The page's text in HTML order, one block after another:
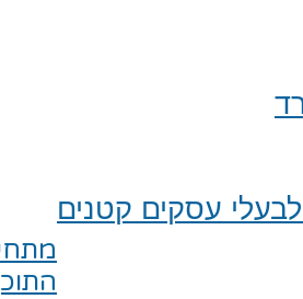
עסקים קטנים